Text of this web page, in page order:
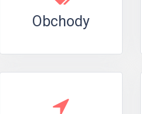
Obchody